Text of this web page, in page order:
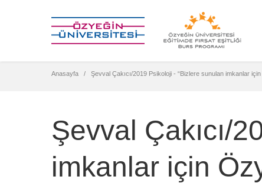
Anasayfa Şevval Çakıcı/2019 Psikoloji - “Bizlere sunulan imkanlar
Şevval Çakıcı/
imkanlar için